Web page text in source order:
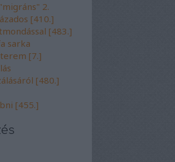
2.
[410.]
[483.]
sarka
[7.]
[480.]
[455.]